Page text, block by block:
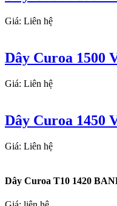
Giá: Liên hệ
Dây Curoa 1500
Giá: Liên hệ
Dây Curoa 1450
Giá: Liên hệ
Dây Curoa T10 1420